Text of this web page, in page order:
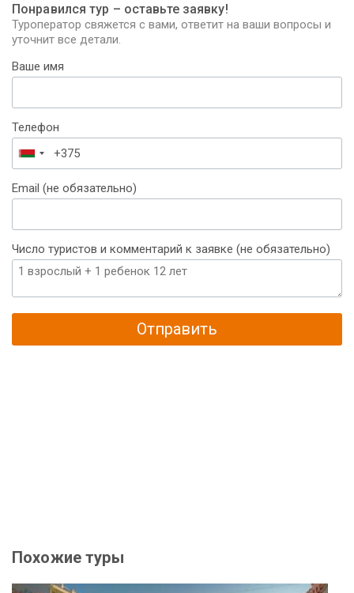
Понравился тур – оставьте заявку!
Туроператор свяжется с вами, ответит на ваши вопросы и
уточнит все детали.
Ваше имя
Телефон
Беларусь
+375
Email (не обязательно)
Число туристов и комментарий к заявке (не обязательно)
Отправить
Похожие туры